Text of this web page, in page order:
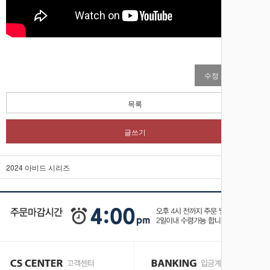
수정
목록
글쓰기
2024 아비드 시리즈